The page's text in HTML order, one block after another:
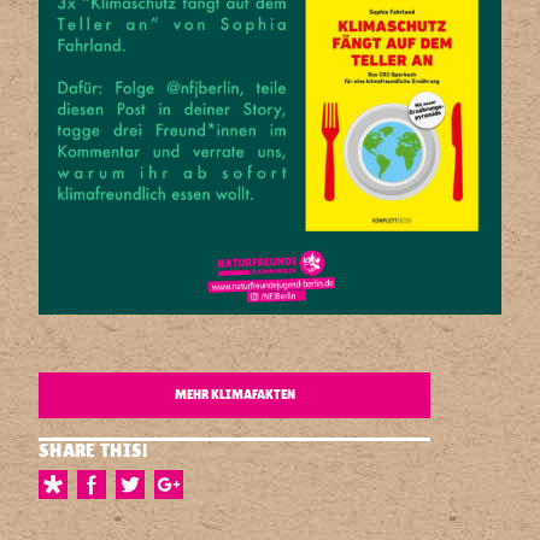
MEHR KLIMAFAKTEN
SHARE THIS!